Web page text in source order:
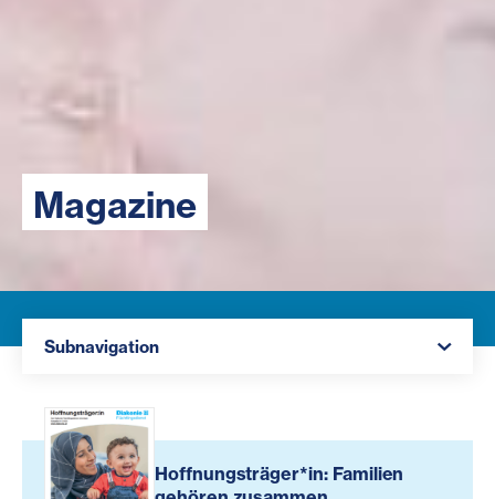
Magazine
Subnavigation
Hoffnungsträger*in: Familien